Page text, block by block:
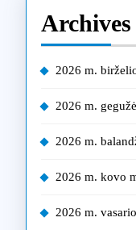
Archives
2026 m.
2026 m.
2026 m.
2026 m. kovo
2026 m.